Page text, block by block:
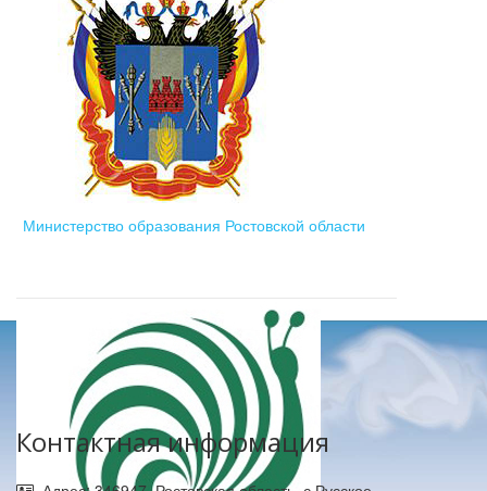
Министерство образования Ростовской области
Контактная информация